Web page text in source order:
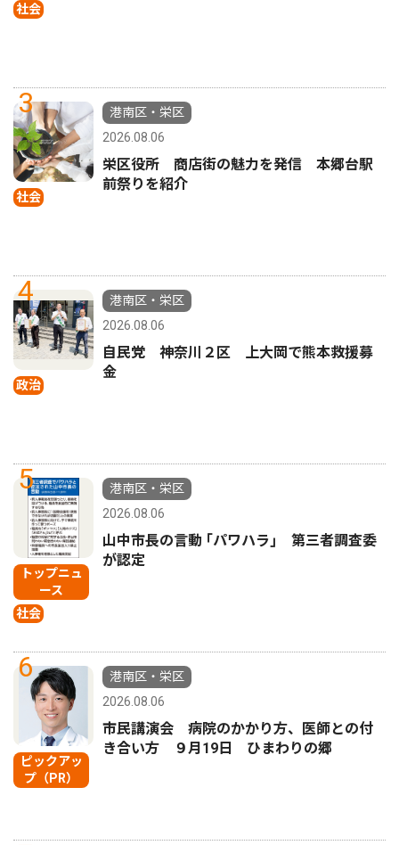
社会
3
社会
港南区・栄区
2026.08.06
栄区役所 商店街の魅力を発信 本郷台駅
前祭りを紹介
4
政治
港南区・栄区
2026.08.06
自民党 神奈川２区 上大岡で熊本救援募
金
5
トップニュ
ース
社会
港南区・栄区
2026.08.06
山中市長の言動 ｢パワハラ｣ 第三者調査委
が認定
6
ピックアッ
プ（PR）
港南区・栄区
2026.08.06
市民講演会 病院のかかり方、医師との付
き合い方 ９月19日 ひまわりの郷